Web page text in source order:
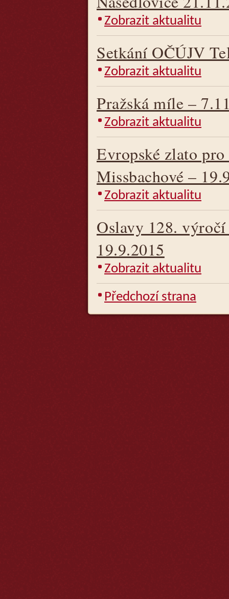
Zobrazit aktualitu
Setkání OČÚJV
Zobrazit aktualitu
Pražská míle –
Zobrazit aktualitu
Evropské zlato
Missbachové –
Zobrazit aktualitu
Oslavy 128.
19.9.2015
Zobrazit aktualitu
Předchozí strana